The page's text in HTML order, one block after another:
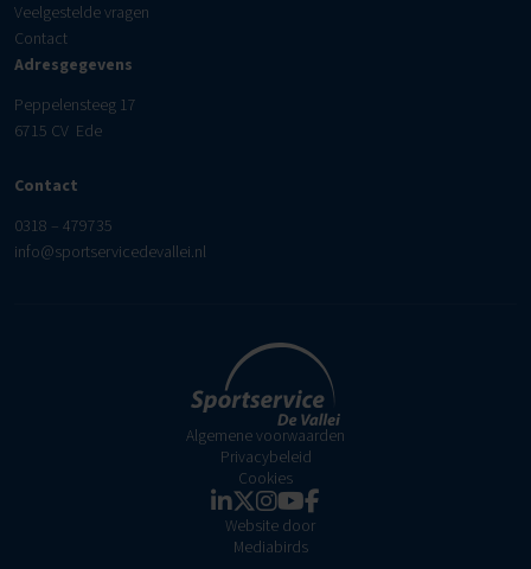
Veelgestelde vragen
Contact
Adresgegevens
Peppelensteeg 17
6715 CV Ede
Contact
0318 – 479735
info@sportservicedevallei.nl
Algemene voorwaarden
Privacybeleid
Cookies
Website door
Mediabirds